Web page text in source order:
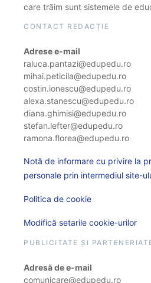
care trăim sunt sistemele de
CONTACT REDACȚIE
Adrese e-mail
raluca.pantazi@edupedu.ro
mihai.peticila@edupedu.ro
costin.ionescu@edupedu.ro
alexa.stanescu@edupedu.ro
diana.ghimisi@edupedu.ro
stefan.lefter@edupedu.ro
ramona.florea@edupedu.ro
Notă de informare cu privire la
personale prin intermediul site-
Politica de cookie
Modifică setarile cookie-urilor
PUBLICITATE ȘI
Adresă de e-mail
comunicare@edupedu.ro